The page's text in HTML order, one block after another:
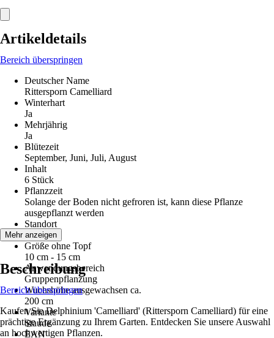
Artikeldetails
Bereich überspringen
Deutscher Name
Rittersporn Camelliard
Winterhart
Ja
Mehrjährig
Ja
Blütezeit
September, Juni, Juli, August
Inhalt
6 Stück
Pflanzzeit
Solange der Boden nicht gefroren ist, kann diese Pflanze
ausgepflanzt werden
Standort
Sonne
Größe ohne Topf
10 cm - 15 cm
Anwendungsbereich
Gruppenpflanzung
Wuchshöhe ausgewachsen ca.
200 cm
Variante
Staude
EAN
Mehr anzeigen
Beschreibung
Bereich überspringen
Kaufen Sie Delphinium 'Camelliard' (Rittersporn Camelliard) für eine
prächtige Ergänzung zu Ihrem Garten. Entdecken Sie unsere Auswahl
an hochwertigen Pflanzen.